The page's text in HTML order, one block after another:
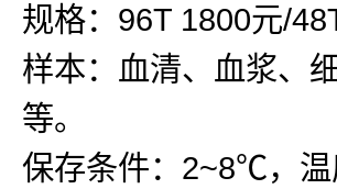
规格：96T 1800元/
样本：血清、血浆、
等。
保存条件：2~8℃，